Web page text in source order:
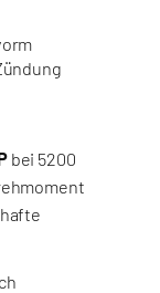
bei 5200